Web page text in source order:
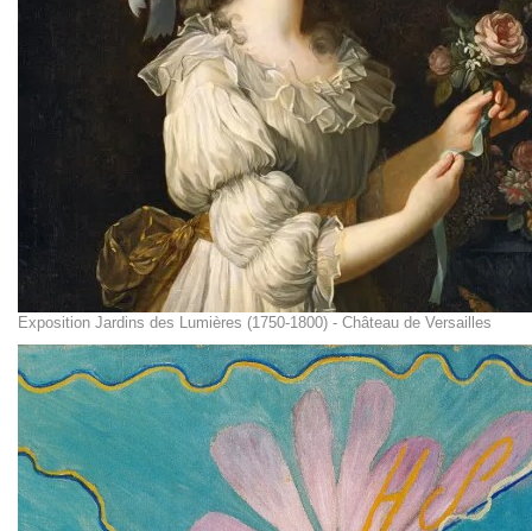
Exposition Jardins des Lumières (1750-1800) - Château de Versailles